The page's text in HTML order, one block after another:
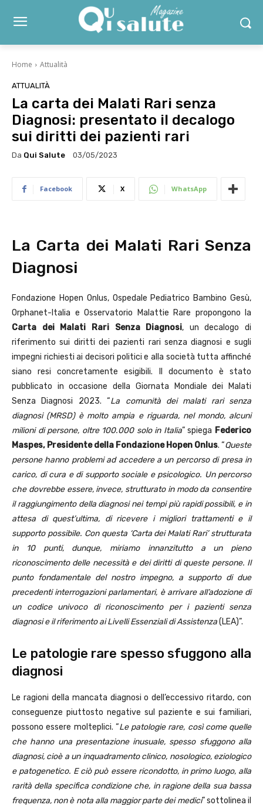
Home Attualità
ATTUALITÀ
La carta dei Malati Rari senza
Diagnosi: presentato il decalogo
sui diritti dei pazienti rari
Da Qui Salute 03/05/2023
Facebook X WhatsApp
La Carta dei Malati Rari Senza
Diagnosi
Fondazione Hopen Onlus, Ospedale Pediatrico Bambino Gesù,
Orphanet-Italia e Osservatorio Malattie Rare propongono la
Carta dei Malati Rari Senza Diagnosi, un decalogo di
riferimento sui diritti dei pazienti rari senza diagnosi e sugli
impegni richiesti ai decisori politici e alla società tutta affinché
siano resi concretamente esigibili. Il documento è stato
pubblicato in occasione della Giornata Mondiale dei Malati
Senza Diagnosi 2023. “La comunità dei malati rari senza
diagnosi (MRSD) è molto ampia e riguarda, nel mondo, alcuni
milioni di persone, oltre 100.000 solo in Italia” spiega Federico
Maspes, Presidente della Fondazione Hopen Onlus. “Queste
persone hanno problemi ad accedere a un percorso di presa in
carico, di cura e di supporto sociale e psicologico. Un percorso
che dovrebbe essere, invece, strutturato in modo da consentire
il raggiungimento della diagnosi nei tempi più rapidi possibili, e in
attesa di quest’ultima, di ricevere i migliori trattamenti e il
supporto possibile. Con questa ‘Carta dei Malati Rari’ strutturata
in 10 punti, dunque, miriamo innanzitutto a un pieno
riconoscimento delle necessità e dei diritti di queste persone. Il
punto fondamentale del nostro impegno, a supporto di due
precedenti interrogazioni parlamentari, è arrivare all’adozione di
un codice univoco di riconoscimento per i pazienti senza
diagnosi e il riferimento ai Livelli Essenziali di Assistenza(LEA)”.
Le patologie rare spesso sfuggono alla
diagnosi
Le ragioni della mancata diagnosi o dell’eccessivo ritardo, con
conseguenze piuttosto negative sul paziente e sui familiari,
possono essere molteplici. “Le patologie rare, così come quelle
che hanno una presentazione inusuale, spesso sfuggono alla
diagnosi, cioè a un inquadramento clinico, nosologico, eziologico
e patogenetico. E ciò può essere ricondotto, in primo luogo, alla
rarità della specifica condizione che, in ragione della sua bassa
frequenza, non è nota alla maggior parte dei medici” sottolinea il